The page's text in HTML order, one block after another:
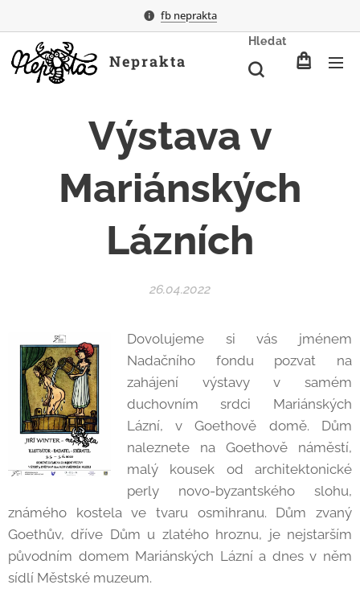
fb neprakta
Neprakta
Hledat
Výstava v
Mariánských
Lázních
26.04.2022
Dovolujeme si vás jménem
Nadačního fondu pozvat na
zahájení výstavy v samém
duchovním srdci Mariánských
Lázní, v Goethově domě. Dům
naleznete na Goethově náměstí,
malý kousek od architektonické
perly novo-byzantského slohu,
známého kostela ve tvaru osmihranu. Dům zvaný
Goethův, dříve Dům u zlatého hroznu, je nejstarším
původním domem Mariánských Lázní a dnes v něm
sídlí Městské muzeum.